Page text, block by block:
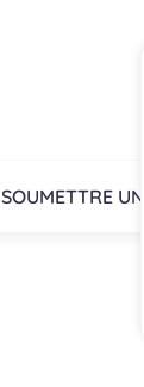
SOUMETTRE